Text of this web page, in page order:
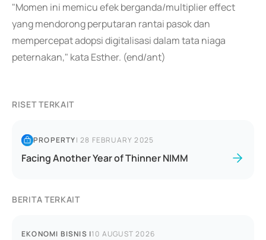
"Momen ini memicu efek berganda/multiplier effect
yang mendorong perputaran rantai pasok dan
mempercepat adopsi digitalisasi dalam tata niaga
peternakan," kata Esther. (end/ant)
RISET TERKAIT
PROPERTY|28 FEBRUARY 2025
Facing Another Year of Thinner NIMM
BERITA TERKAIT
EKONOMI BISNIS |10 AUGUST 2026